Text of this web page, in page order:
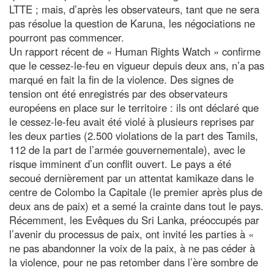
LTTE ; mais, d’après les observateurs, tant que ne sera
pas résolue la question de Karuna, les négociations ne
pourront pas commencer.
Un rapport récent de « Human Rights Watch » confirme
que le cessez-le-feu en vigueur depuis deux ans, n’a pas
marqué en fait la fin de la violence. Des signes de
tension ont été enregistrés par des observateurs
européens en place sur le territoire : ils ont déclaré que
le cessez-le-feu avait été violé à plusieurs reprises par
les deux parties (2.500 violations de la part des Tamils,
112 de la part de l’armée gouvernementale), avec le
risque imminent d’un conflit ouvert. Le pays a été
secoué dernièrement par un attentat kamikaze dans le
centre de Colombo la Capitale (le premier après plus de
deux ans de paix) et a semé la crainte dans tout le pays.
Récemment, les Evêques du Sri Lanka, préoccupés par
l’avenir du processus de paix, ont invité les parties à «
ne pas abandonner la voix de la paix, à ne pas céder à
la violence, pour ne pas retomber dans l’ère sombre de